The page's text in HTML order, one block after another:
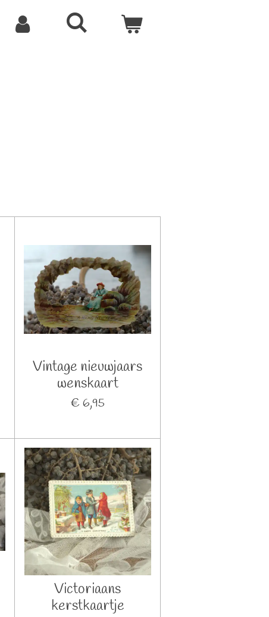
Vintage nieuwjaars
wenskaart
€ 6,95
Victoriaans
kerstkaartje